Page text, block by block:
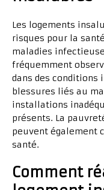
Les logements
risques pour la
maladies
fréquemment
dans des conditions
blessures liés au
installations
présents. La
peuvent également
santé.
Comment